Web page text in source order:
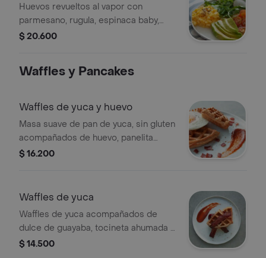
Huevos revueltos al vapor con
parmesano, rugula, espinaca baby,
tomate cherry, rabano y aguacate en
$ 20.600
Waffles y Pancakes
Waffles de yuca y huevo
Masa suave de pan de yuca, sin gluten
acompañados de huevo, panelita
rayada, dulce de guayaba y tocineta
$ 16.200
Waffles de yuca
Waffles de yuca acompañados de
dulce de guayaba, tocineta ahumada y
panelita orgánica.
$ 14.500